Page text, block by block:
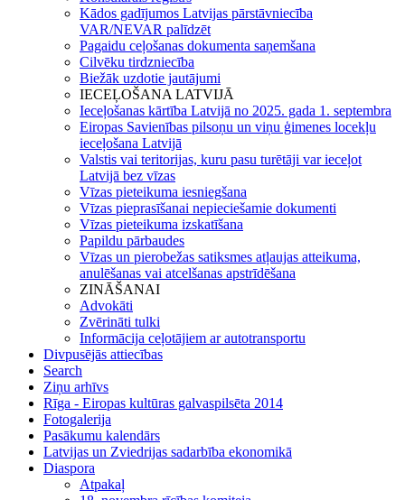
Kādos gadījumos Latvijas pārstāvniecība
VAR/NEVAR palīdzēt
Pagaidu ceļošanas dokumenta saņemšana
Cilvēku tirdzniecība
Biežāk uzdotie jautājumi
IECEĻOŠANA LATVIJĀ
Ieceļošanas kārtība Latvijā no 2025. gada 1. septembra
Eiropas Savienības pilsoņu un viņu ģimenes locekļu
ieceļošana Latvijā
Valstis vai teritorijas, kuru pasu turētāji var ieceļot
Latvijā bez vīzas
Vīzas pieteikuma iesniegšana
Vīzas pieprasīšanai nepieciešamie dokumenti
Vīzas pieteikuma izskatīšana
Papildu pārbaudes
Vīzas un pierobežas satiksmes atļaujas atteikuma,
anulēšanas vai atcelšanas apstrīdēšana
ZINĀŠANAI
Advokāti
Zvērināti tulki
Informācija ceļotājiem ar autotransportu
Divpusējās attiecības
Search
Ziņu arhīvs
Rīga - Eiropas kultūras galvaspilsēta 2014
Fotogalerija
Pasākumu kalendārs
Latvijas un Zviedrijas sadarbība ekonomikā
Diaspora
Atpakaļ